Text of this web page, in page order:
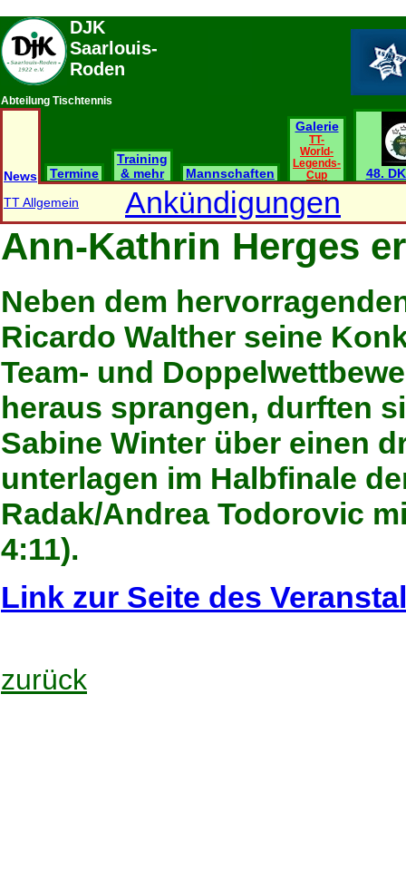
DJK
Saarlouis-
Roden
Abteilung Tischtennis
News Termine
Training
& mehr
Mannschaften
Galerie
TT-
World-
Legends-
Cup
48.
TT Allgemein
Ankündigungen
Ann-Kathrin Herges
Neben dem
Ricardo Walther seine
Team- und
heraus sprangen, durften
Sabine Winter über einen
unterlagen im Halbfinale
Radak/Andrea Todorovic
4:11).
Link zur Seite des
zurück